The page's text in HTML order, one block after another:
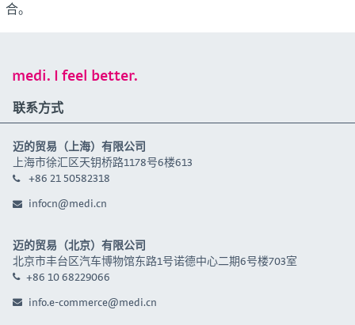
合。
medi. I feel better.
联系方式
迈的贸易（上海）有限公司
上海市徐汇区天钥桥路1178号6楼613
+86 21 50582318
infocn@medi.cn
迈的贸易（北京）有限公司
北京市丰台区汽车博物馆东路1号诺德中心二期6号楼703室
+86 10 68229066
info.e-commerce@medi.cn